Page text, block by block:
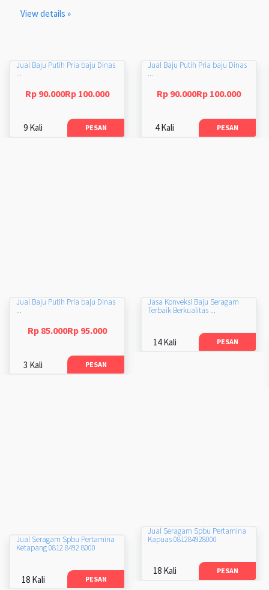
View details »
Jual Baju Putih Pria baju Dinas
...
Rp 90.000Rp 100.000
9 Kali PESAN
Jual Baju Putih Pria baju Dinas
...
Rp 90.000Rp 100.000
4 Kali PESAN
Jual Baju Putih Pria baju Dinas
...
Rp 85.000Rp 95.000
3 Kali PESAN
Jasa Konveksi Baju Seragam
Terbaik Berkualitas ...
14 Kali PESAN
Jual Seragam Spbu Pertamina
Kapuas 081284928000
18 Kali PESAN
Jual Seragam Spbu Pertamina
Ketapang 0812 8492 8000
18 Kali PESAN